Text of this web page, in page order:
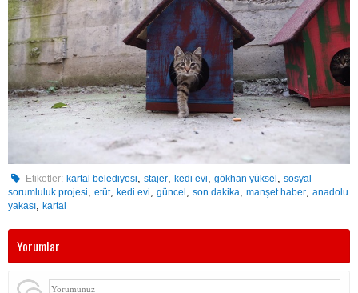
Etiketler: kartal belediyesi,stajer,kedi evi,gökhan yüksel ,sosyal
sorumluluk projesi, etüt, kedi evi, güncel , son dakika, manşet haber, anadolu
yakası, kartal
Yorumlar